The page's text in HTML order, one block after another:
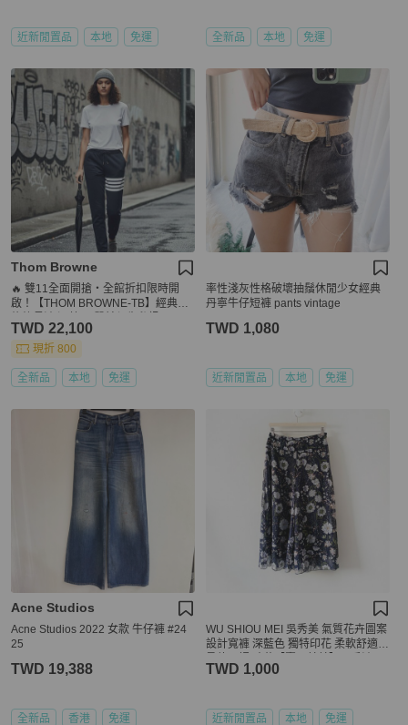
近新閒置品 本地 免運 全新品 本地 免運
Thom Browne
🔥 雙11全面開搶・全館折扣限時開
啟！【THOM BROWNE-TB】經典四
TWD 22,100
現折 800
全新品 本地 免運
率性淺灰性格破壞抽鬚休閒少女經典
丹寧牛仔短褲 pants vintage
TWD 1,080
近新閒置品 本地 免運
Acne Studios
Acne Studios 2022 女款 牛仔褲 #24
25
TWD 19,388
全新品 香港 免運
WU SHIOU MEI 吳秀美 氣質花卉圖案
設計寬褲 深藍色 獨特印花 柔軟舒適
TWD 1,000
近新閒置品 本地 免運